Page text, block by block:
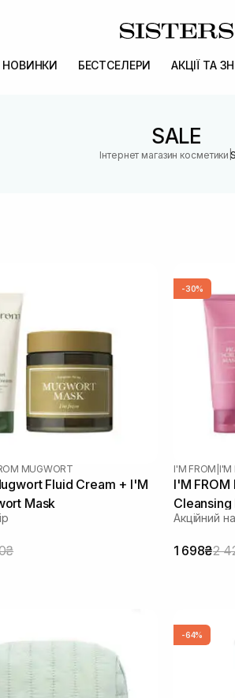
НОВИНКИ БЕСТСЕЛЕРИ АКЦІЇ ТА
SALE
Інтернет магазин косметики |
MUGWORT
Fluid Cream + I'M
Mask
-30%
I'M FROM I'M
I'M
Cleansing
Акційний
1 698₴2
-64%